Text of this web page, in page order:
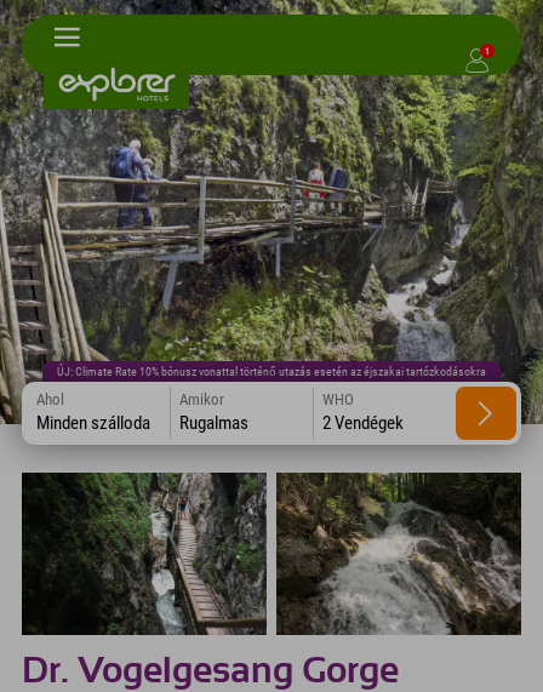
1
ÚJ: Climate Rate 10% bónusz vonattal történő utazás esetén az éjszakai tartózkodásokra
Ahol
Minden szálloda
Amikor
Rugalmas
WHO
2 Vendégek
Dr. Vogelgesang Gorge